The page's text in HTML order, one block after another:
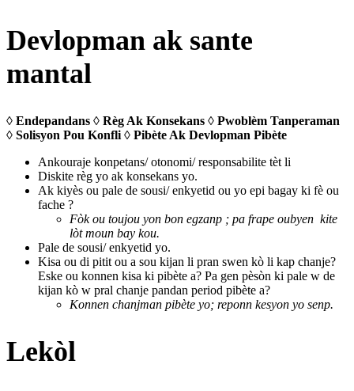
Devlopman ak sante
mantal
◊ Endepandans ◊ Règ Ak Konsekans ◊ Pwoblèm Tanperaman
◊ Solisyon Pou Konfli ◊ Pibète Ak Devlopman Pibète
Ankouraje konpetans/ otonomi/ responsabilite tèt li
Diskite règ yo ak konsekans yo.
Ak kiyès ou pale de sousi/ enkyetid ou yo epi bagay ki fè ou
fache ?
Fòk ou toujou yon bon egzanp ; pa frape oubyen kite
lòt moun bay kou.
Pale de sousi/ enkyetid yo.
Kisa ou di pitit ou a sou kijan li pran swen kò li kap chanje?
Eske ou konnen kisa ki pibète a? Pa gen pèsòn ki pale w de
kijan kò w pral chanje pandan period pibète a?
Konnen chanjman pibète yo; reponn kesyon yo senp.
Lekòl